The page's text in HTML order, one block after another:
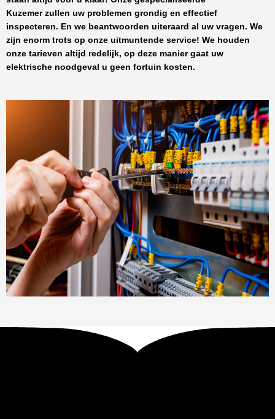
Kuzemerzullen uw problemen grondig en effectief
inspecteren. En we beantwoorden uiteraard al uw vragen. We
zijn enorm trots op onze uitmuntende service! We houden
onze tarieven altijd redelijk, op deze manier gaat uw
elektrische noodgeval u geen fortuin kosten.